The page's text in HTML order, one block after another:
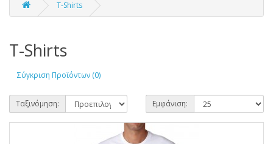
T-Shirts
T-Shirts
Σύγκριση Προϊόντων (0)
Ταξινόμηση: Εμφάνιση: